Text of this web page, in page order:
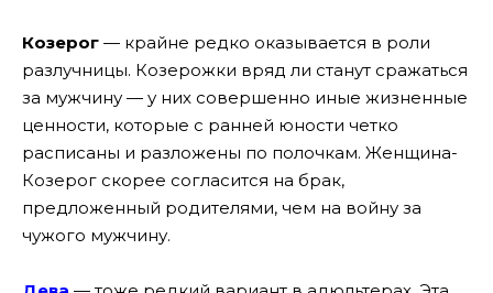
Козерог — крайне редко оказывается в роли
разлучницы. Козерожки вряд ли станут сражаться
за мужчину — у них совершенно иные жизненные
ценности, которые с ранней юности четко
расписаны и разложены по полочкам. Женщина-
Козерог скорее согласится на брак,
предложенный родителями, чем на войну за
чужого мужчину.